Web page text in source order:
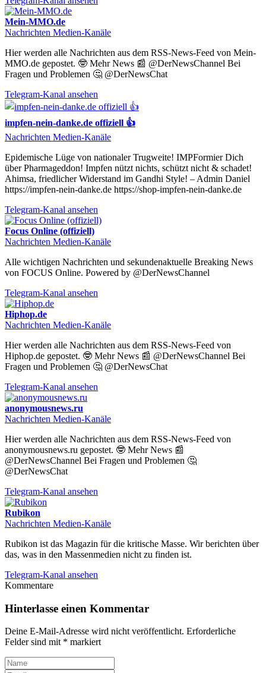
Mein-MMO.de
Nachrichten Medien-Kanäle
Hier werden alle Nachrichten aus dem RSS-News-Feed von Mein-
MMO.de gepostet. 🤓 Mehr News 📰 @DerNewsChannel Bei
Fragen und Problemen 🤔 @DerNewsChat
Telegram-Kanal ansehen
impfen-nein-danke.de offiziell 👍
Nachrichten Medien-Kanäle
Epidemische Lüge von nationaler Trugweite! IMPFormier Dich
über Pharmageddon! Impfen nützt nichts, schützt nicht & schadet!
Ahimsa, friedlicher Widerstand im Gandhi Style! – Admin Daniel
https://impfen-nein-danke.de https://shop-impfen-nein-danke.de
Telegram-Kanal ansehen
Focus Online (offiziell)
Nachrichten Medien-Kanäle
Alle wichtigen Nachrichten und sekundenaktuelle Breaking News
von FOCUS Online. Powered by @DerNewsChannel
Telegram-Kanal ansehen
Hiphop.de
Nachrichten Medien-Kanäle
Hier werden alle Nachrichten aus dem RSS-News-Feed von
Hiphop.de gepostet. 🤓 Mehr News 📰 @DerNewsChannel Bei
Fragen und Problemen 🤔 @DerNewsChat
Telegram-Kanal ansehen
anonymousnews.ru
Nachrichten Medien-Kanäle
Hier werden alle Nachrichten aus dem RSS-News-Feed von
anonymousnews.ru gepostet. 🤓 Mehr News 📰
@DerNewsChannel Bei Fragen und Problemen 🤔
@DerNewsChat
Telegram-Kanal ansehen
Rubikon
Nachrichten Medien-Kanäle
Rubikon ist das Magazin für die kritische Masse. Wir berichten über
das, was in den Massenmedien nicht zu finden ist.
Telegram-Kanal ansehen
Kommentare
Hinterlasse einen Kommentar
Deine E-Mail-Adresse wird nicht veröffentlicht. Erforderliche
Felder sind mit * markiert